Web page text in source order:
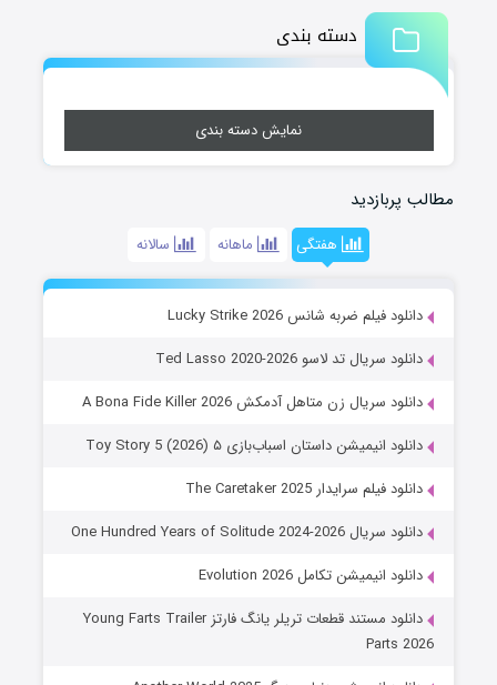
دسته بندی
نمایش دسته بندی
مطالب پربازدید
هفتگی ماهانه سالانه
دانلود فیلم ضربه شانس Lucky Strike 2026
دانلود سریال تد لاسو Ted Lasso 2020-2026
دانلود سریال زن متاهل آدمکش A Bona Fide Killer 2026
دانلود انیمیشن داستان اسباب‌بازی ۵ Toy Story 5 (2026)
دانلود فیلم سرایدار The Caretaker 2025
دانلود سریال One Hundred Years of Solitude 2024-2026
دانلود انیمیشن تکامل Evolution 2026
دانلود مستند قطعات تریلر یانگ فارتز Young Farts Trailer
Parts 2026